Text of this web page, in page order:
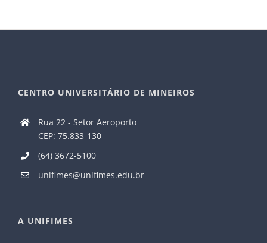
CENTRO UNIVERSITÁRIO DE MINEIROS
Rua 22 - Setor Aeroporto
CEP: 75.833-130
(64) 3672-5100
unifimes@unifimes.edu.br
A UNIFIMES